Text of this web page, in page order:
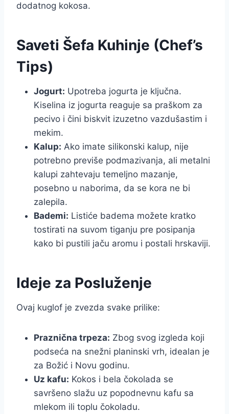
dodatnog kokosa.
Saveti Šefa Kuhinje (Chef’s
Tips)
Jogurt: Upotreba jogurta je ključna.
Kiselina iz jogurta reaguje sa praškom za
pecivo i čini biskvit izuzetno vazdušastim i
mekim.
Kalup: Ako imate silikonski kalup, nije
potrebno previše podmazivanja, ali metalni
kalupi zahtevaju temeljno mazanje,
posebno u naborima, da se kora ne bi
zalepila.
Bademi: Listiće badema možete kratko
tostirati na suvom tiganju pre posipanja
kako bi pustili jaču aromu i postali hrskaviji.
Ideje za Posluženje
Ovaj kuglof je zvezda svake prilike:
Praznična trpeza: Zbog svog izgleda koji
podseća na snežni planinski vrh, idealan je
za Božić i Novu godinu.
Uz kafu: Kokos i bela čokolada se
savršeno slažu uz popodnevnu kafu sa
mlekom ili toplu čokoladu.